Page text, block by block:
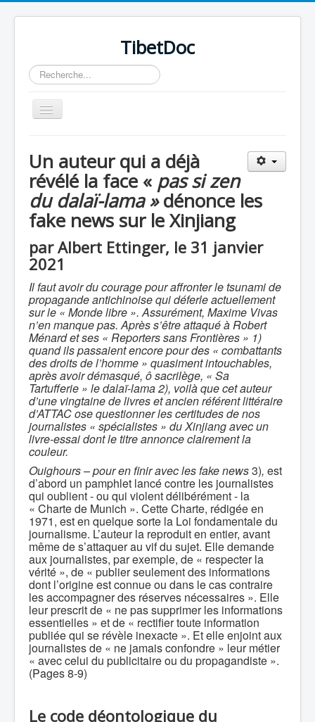
TibetDoc
Rechercher
Basculer
la
Un auteur qui a déjà
révélé la face « pas si zen
du dalaï-lama »dénonce les
fake news sur le Xinjiang
par Albert Ettinger, le 31 janvier
2021
Il faut avoir du courage pour affronter le tsunami de
propagande antichinoise qui déferle actuellement
sur le « Monde libre ». Assurément, Maxime Vivas
n’en manque pas. Après s’être attaqué à Robert
Ménard et ses « Reporters sans Frontières » 1)
quand ils passaient encore pour des « combattants
des droits de l’homme » quasiment intouchables,
après avoir démasqué, ô sacrilège, « Sa
Tartufferie » le dalaï-lama 2), voilà que cet auteur
d’une vingtaine de livres et ancien référent littéraire
d’ATTAC ose questionner les certitudes de nos
journalistes « spécialistes » du Xinjiang avec un
livre-essai dont le titre annonce clairement la
couleur.
Ouighours – pour en finir avec les fake news3), est
d’abord un pamphlet lancé contre les journalistes
qui oublient - ou qui violent délibérément - la
« Charte de Munich ». Cette Charte, rédigée en
1971, est en quelque sorte la Loi fondamentale du
journalisme. L’auteur la reproduit en entier, avant
même de s’attaquer au vif du sujet. Elle demande
aux journalistes, par exemple, de « respecter la
vérité », de « publier seulement des informations
dont l’origine est connue ou dans le cas contraire
les accompagner des réserves nécessaires ». Elle
leur prescrit de « ne pas supprimer les informations
essentielles » et de « rectifier toute information
publiée qui se révèle inexacte ». Et elle enjoint aux
journalistes de « ne jamais confondre » leur métier
« avec celui du publicitaire ou du propagandiste ».
(Pages 8-9)
Le code déontologique du